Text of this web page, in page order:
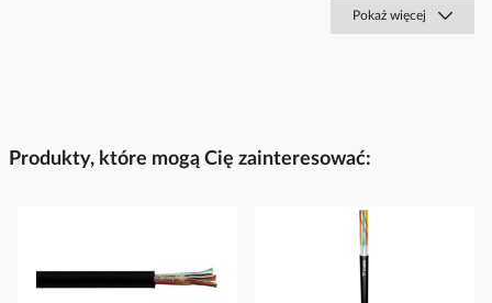
Pokaż więcej
Produkty, które mogą Cię zainteresować: